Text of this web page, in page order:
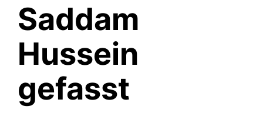
Saddam
Hussein
gefasst